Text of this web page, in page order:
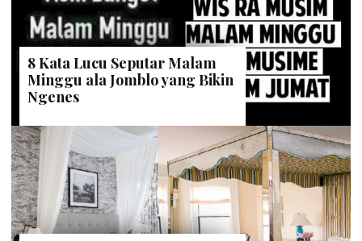
8 Kata Lucu Seputar Malam
Minggu ala Jomblo yang Bikin
Ngenes